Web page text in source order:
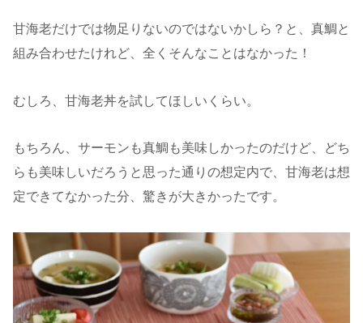
甘海老だけでは物足りないのではないかしら？と、真鯛と
組み合わせたけれど、全くそんなことはなかった！
むしろ、甘海老丼を試してほしいくらい。
もちろん、サーモンも真鯛も美味しかったのだけど、どち
らも美味しいだろうと思った通りの想定内で、甘海老は想
定できてなかった分、驚きが大きかったです。